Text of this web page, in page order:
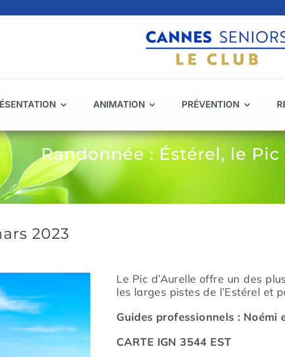
ANIMATION PRÉVENTION
Randonnée : Éstérel, le Pic
2023
Le Pic d’Aurelle offre un des
les larges pistes de l’Estérel et
Guides professionnels : Noémi
CARTE IGN 3544 EST